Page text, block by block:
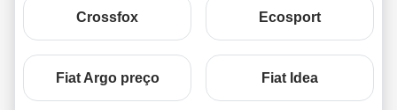
Crossfox Ecosport
Fiat Argo preço Fiat Idea